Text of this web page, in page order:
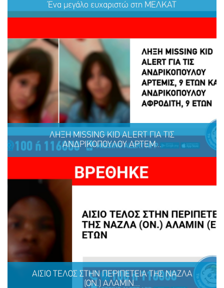
Ένα μεγάλο ευχαριστώ στη ΜΕΛΚΑΤ
Ένα μεγάλο ευχαριστώ στη ΜΕΛΚΑΤ
ΜΟΙΡΑΣΟΥ
ΔΡΑΣΕ
ΛΗΞΗ MISSING KID ALERT ΓΙΑ ΤΙΣ
ΑΝΔΡΙΚΟΠΟΥΛΟΥ ΑΡΤΕΜ...
ΛΗΞΗ MISSING KID ALERT ΓΙΑ ΤΙΣ ΑΝΔΡΙΚΟΠΟΥΛΟΥ
ΑΡΤΕΜΙΣ, 9 ΕΤΩΝ ΚΑΙ ΑΝΔΡΙΚΟΠΟΥΛΟΥ ΑΦΡΟΔΙΤΗ, 9
ΕΤΩΝ
ΑΙΣΙΟ ΤΕΛΟΣ ΣΤΗΝ ΠΕΡΙΠΕΤΕΙΑ ΤΗΣ ΝΑΖΛΑ
(ΟΝ.) ΑΛΑΜΙΝ...